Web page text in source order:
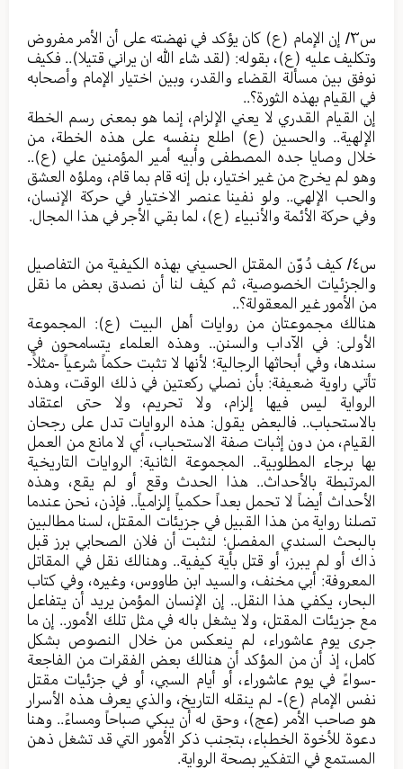
س٣/ إن الإمام (ع) كان يؤكد في نهضته على أن الأمر مفروض
وتكليف عليه (ع)، بقوله: (لقد شاء الله ان يراني قتيلا).. فكيف
نوفق بين مسألة القضاء والقدر، وبين اختيار الإمام وأصحابه
في القيام بهذه الثورة؟..
إن القيام القدري لا يعني الإلزام، إنما هو بمعنى رسم الخطة
الإلهية.. والحسين (ع) اطلع بنفسه على هذه الخطة، من
خلال وصايا جده المصطفى وأبيه أمير المؤمنين علي (ع)..
وهو لم يخرج من غير اختيار، بل إنه قام بما قام، وملؤه العشق
والحب الإلهي.. ولو نفينا عنصر الاختيار في حركة الإنسان،
وفي حركة الأئمة والأنبياء (ع)، لما بقي الأجر في هذا المجال.
س٤/ كيف دُوّن المقتل الحسيني بهذه الكيفية من التفاصيل
والجزئيات الخصوصية، ثم كيف لنا أن نصدق بعض ما نقل
من الأمور غير المعقولة؟..
هنالك مجموعتان من روايات أهل البيت (ع): المجموعة
الأولى: في الآداب والسنن.. وهذه العلماء يتسامحون في
سندها، وفي أبحاثها الرجالية؛ لأنها لا تثبت حكماً شرعياً -مثلاً-
تأتي راوية ضعيفة: بأن نصلي ركعتين في ذلك الوقت، وهذه
الرواية ليس فيها إلزام، ولا تحريم، ولا حتى اعتقاد
بالاستحباب.. فالبعض يقول: هذه الروايات تدل على رجحان
القيام، من دون إثبات صفة الاستحباب، أي لا مانع من العمل
بها برجاء المطلوبية.. المجموعة الثانية: الروايات التاريخية
المرتبطة بالأحداث.. هذا الحدث وقع أو لم يقع، وهذه
الأحداث أيضاً لا تحمل بعداً حكمياً إلزامياً.. فإذن، نحن عندما
تصلنا رواية من هذا القبيل في جزيئات المقتل، لسنا مطالبين
بالبحث السندي المفصل؛ لنثبت أن فلان الصحابي برز قبل
ذاك أو لم يبرز، أو قتل بأية كيفية.. وهنالك نقل في المقاتل
المعروفة: أبي مخنف، والسيد ابن طاووس، وغيره، وفي كتاب
البحار، يكفي هذا النقل.. إن الإنسان المؤمن يريد أن يتفاعل
مع جزيئات المقتل، ولا يشغل باله في مثل تلك الأمور.. إن ما
جرى يوم عاشوراء، لم ينعكس من خلال النصوص بشكل
كامل، إذ أن من المؤكد أن هنالك بعض الفقرات من الفاجعة
-سواءً في يوم عاشوراء، أو أيام السبي، أو في جزئيات مقتل
نفس الإمام (ع)- لم ينقله التاريخ، والذي يعرف هذه الأسرار
هو صاحب الأمر (عج)، وحق له أن يبكي صباحاً ومساءً.. وهنا
دعوة للأخوة الخطباء، بتجنب ذكر الأمور التي قد تشغل ذهن
المستمع في التفكير بصحة الرواية.